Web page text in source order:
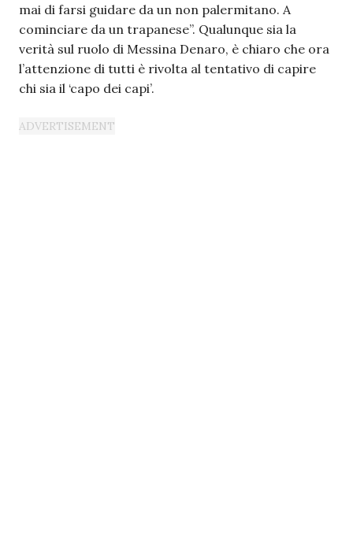
mai di farsi guidare da un non palermitano. A
cominciare da un trapanese”. Qualunque sia la
verità sul ruolo di Messina Denaro, è chiaro che ora
l’attenzione di tutti è rivolta al tentativo di capire
chi sia il ‘capo dei capi’.